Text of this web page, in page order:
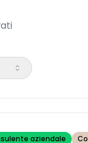
aziendale